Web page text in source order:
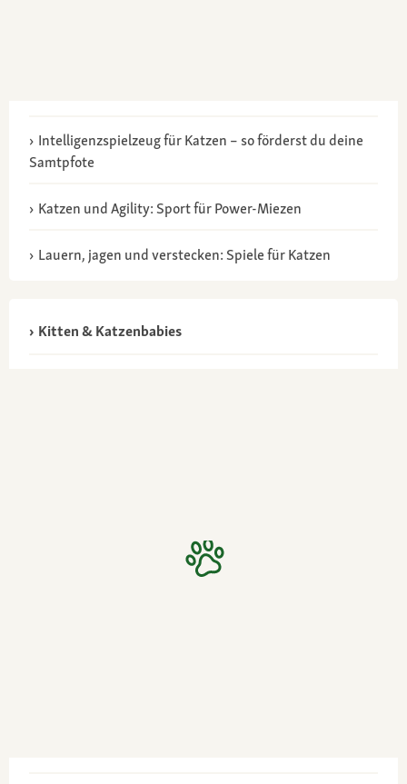
Intelligenzspielzeug für Katzen – so förderst du deine
Samtpfote
Katzen und Agility: Sport für Power-Miezen
Lauern, jagen und verstecken: Spiele für Katzen
Kitten & Katzenbabies